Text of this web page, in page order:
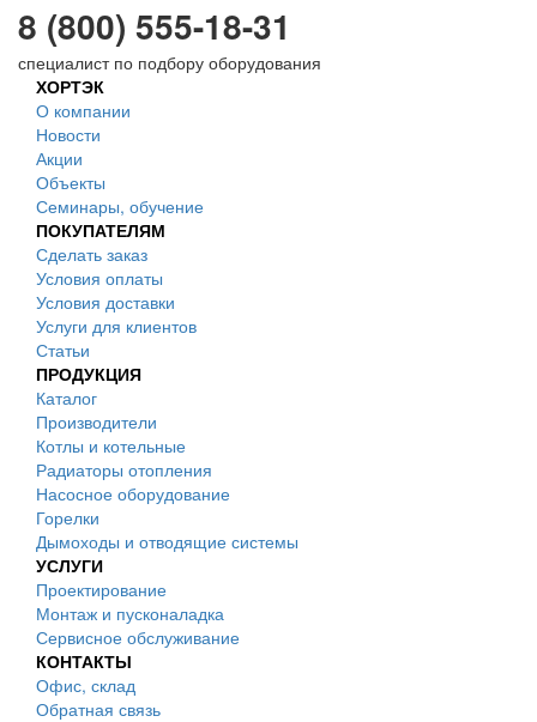
8 (800) 555-18-31
специалист по подбору оборудования
ХОРТЭК
О компании
Новости
Акции
Объекты
Семинары, обучение
ПОКУПАТЕЛЯМ
Сделать заказ
Условия оплаты
Условия доставки
Услуги для клиентов
Статьи
ПРОДУКЦИЯ
Каталог
Производители
Котлы и котельные
Радиаторы отопления
Насосное оборудование
Горелки
Дымоходы и отводящие системы
УСЛУГИ
Проектирование
Монтаж и пусконаладка
Сервисное обслуживание
КОНТАКТЫ
Офис, склад
Обратная связь